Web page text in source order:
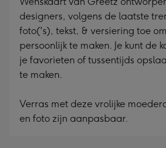
designers, volgens de laatste
foto('s), tekst, & versiering toe
persoonlijk te maken. Je kunt de
je favorieten of tussentijds
te maken.
Verras met deze vrolijke
en foto zijn aanpasbaar.